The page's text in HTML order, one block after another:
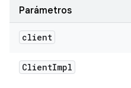
Parámetros
client
ClientImpl